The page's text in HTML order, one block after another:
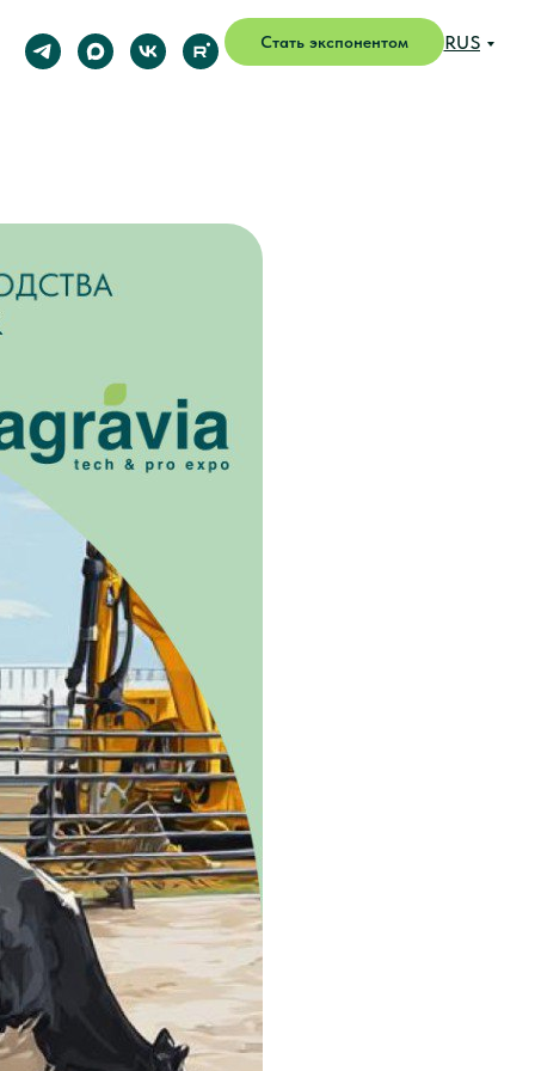
Стать экспонентом RUS